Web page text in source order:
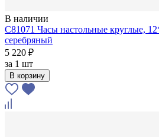
В наличии
C81071 Часы настольные круглые,
серебряный
5 220 ₽
за 1 шт
В корзину